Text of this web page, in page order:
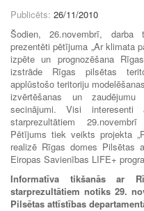
Publicēts: 26/11/2010
Šodien, 26.novembrī, darba
prezentēti pētījuma „Ar klimata
izpēte un prognozēšana
izstrāde Rīgas pilsētas
applūstošo teritoriju
izvērtēšanas un
secinājumi. Visi
starprezultātiem
Pētījums tiek veikts projekta
realizē Rīgas domes Pilsētas
Eiropas Savienības LIFE+
Informatīva tikšanās ar
starprezultātiem notiks 29.
Pilsētas attīstības